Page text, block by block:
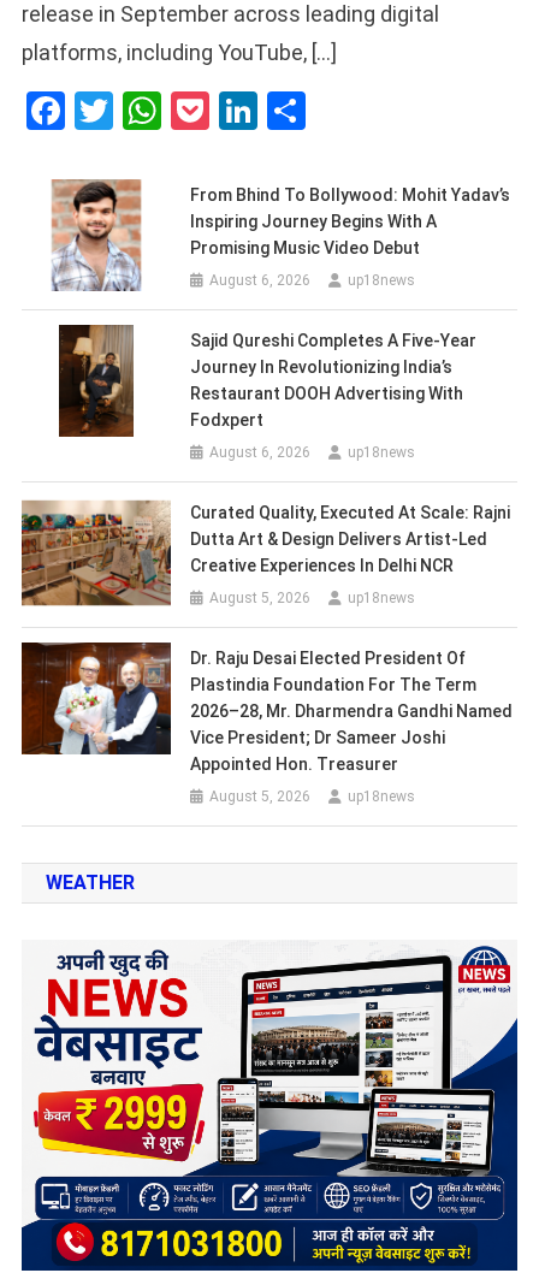
release in September across leading digital
platforms, including YouTube, […]
Facebook
Twitter
WhatsApp
PocketLinkedIn
From Bhind To Bollywood: Mohit Yadav’s
Inspiring Journey Begins With A
Promising Music Video Debut
August 6, 2026 up18news
Sajid Qureshi Completes A Five-Year
Journey In Revolutionizing India’s
Restaurant DOOH Advertising With
Fodxpert
August 6, 2026 up18news
Curated Quality, Executed At Scale: Rajni
Dutta Art & Design Delivers Artist-Led
Creative Experiences In Delhi NCR
August 5, 2026 up18news
Dr. Raju Desai Elected President Of
Plastindia Foundation For The Term
2026–28, Mr. Dharmendra Gandhi Named
Vice President; Dr Sameer Joshi
Appointed Hon. Treasurer
August 5, 2026 up18news
WEATHER